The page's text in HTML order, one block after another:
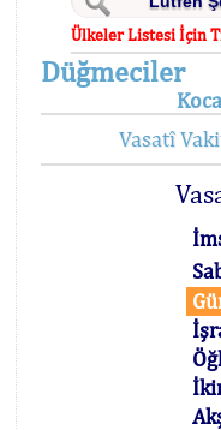
Ülkeler Listesi İçin
Düğmeciler
Vasatî